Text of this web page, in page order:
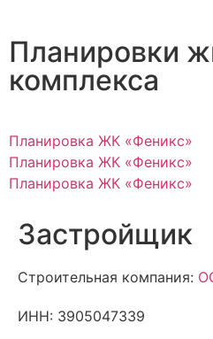
Планировки
комплекса
Планировка ЖК «Феникс»
Планировка ЖК «Феникс»
Планировка ЖК «Феникс»
Застройщик
Строительная компания:
ИНН: 3905047339